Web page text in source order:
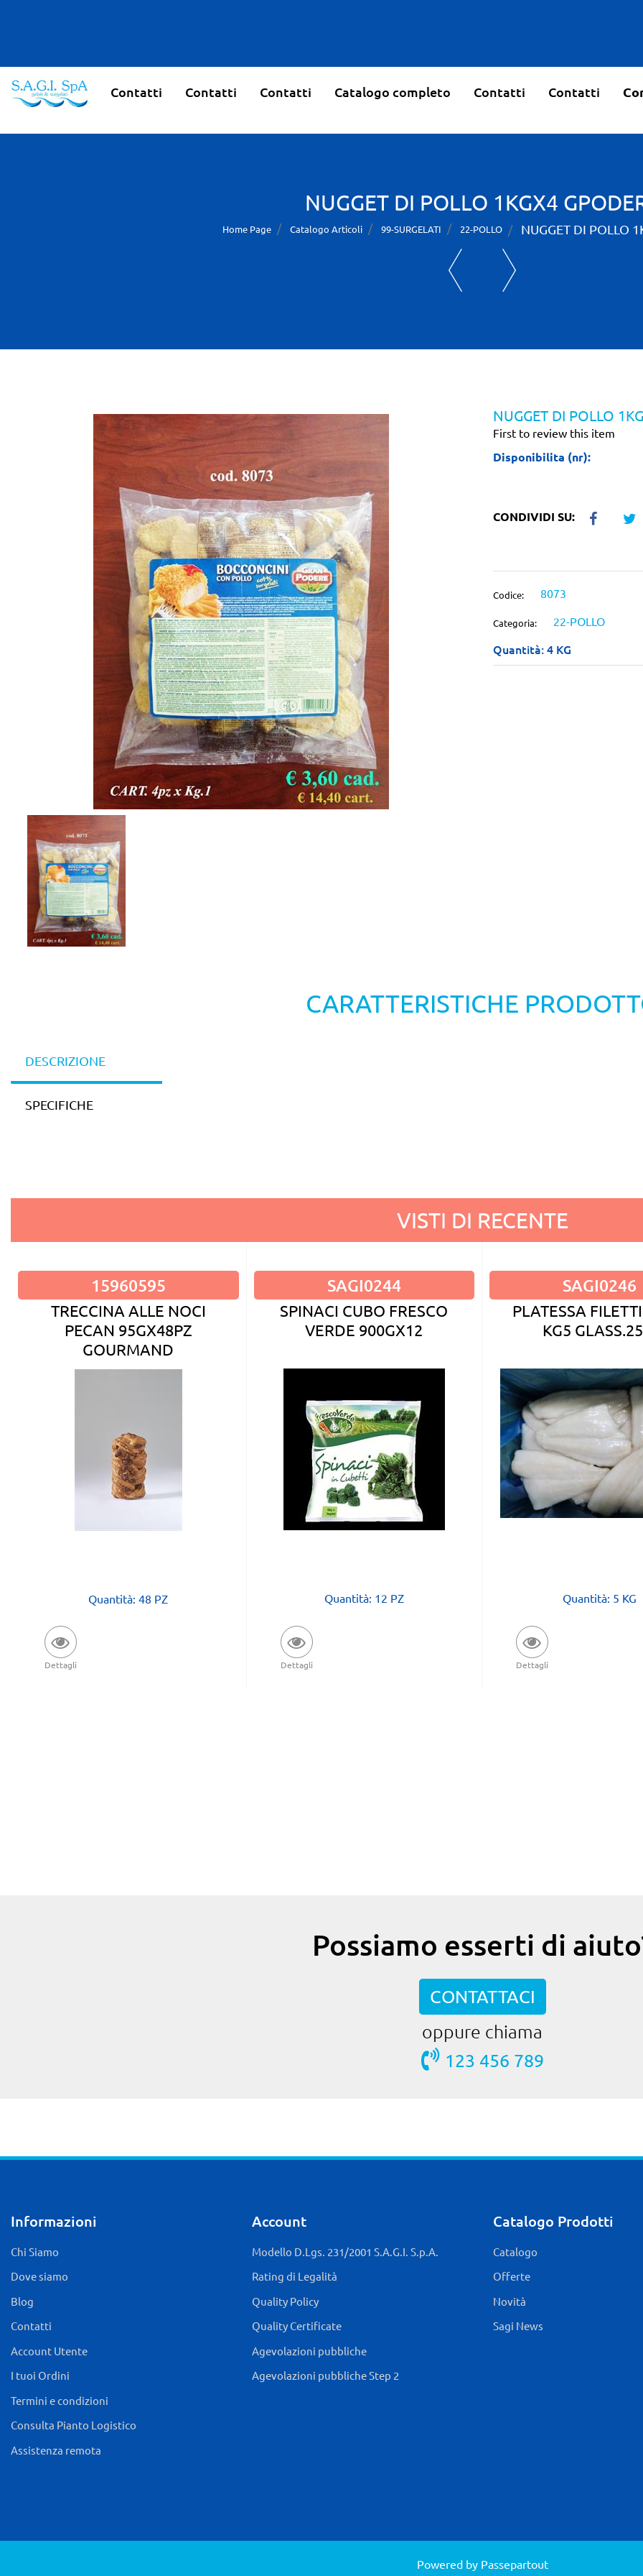
Contatti Contatti Contatti Catalogo completo Contatti Contatti
NUGGET DI POLLO 1KGX4
Home Page Catalogo Articoli 99-SURGELATI 22-POLLO NUGGET DI POLLO
NUGGET DI POLLO
First to review this item
Disponibilita (nr):
CONDIVIDI SU:
Codice: 8073
Categoria: 22-POLLO
Quantità: 4 KG
CARATTERISTICHE
DESCRIZIONE
SPECIFICHE
VISTI DI RECENTE
15960595
TRECCINA ALLE NOCI
PECAN 95GX48PZ
GOURMAND
Quantità: 48 PZ
Dettagli
SAGI0244
SPINACI CUBO FRESCO
VERDE 900GX12
Quantità: 12 PZ
Dettagli
SAGI0246
PLATESSA
KG5
Quantità: 5 KG
Dettagli
Possiamo esserti di
CONTATTACI
oppure chiama
123 456 789
Informazioni
Chi Siamo
Dove siamo
Blog
Contatti
Account Utente
I tuoi Ordini
Termini e condizioni
Consulta Pianto Logistico
Assistenza remota
Account
Modello D.Lgs. 231/2001 S.A.G.I. S.p.A.
Rating di Legalità
Quality Policy
Quality Certificate
Agevolazioni pubbliche
Agevolazioni pubbliche Step 2
Catalogo Prodotti
Catalogo
Offerte
Novità
Sagi News
Powered by Passepartout